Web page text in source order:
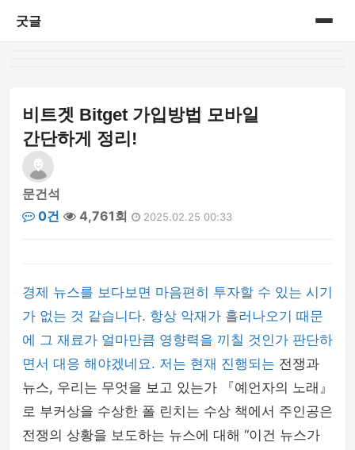
굿글
비트겟 Bitget 가입방법 모바일
간단하게 정리!
문건석
0건
4,761회 2025.02.25 00:33
경제 뉴스를 보다보면 마음편히 투자할 수 있는 시기
가 없는 것 같습니다. 항상 악재가 흘러나오기 때문
에 그 재료가 얼마만큼 영향력을 끼칠 것인가 판단하
면서 대응 해야겠네요. 저는 현재 진행되는 전쟁과
뉴스, 우리는 무엇을 보고 있는가 『예언자의 노래』
로 부커상을 수상한 폴 린치는 수상 책에서 주인공은
전쟁의 상황을 보도하는 뉴스에 대해 “이건 뉴스가